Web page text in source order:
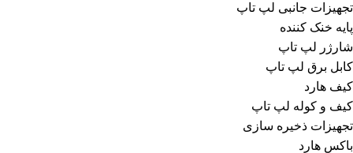
تجهیزات جانبی لپ تاپ
پایه خنک کننده
شارژر لپ تاپ
کابل برق لپ تاپ
کیف هارد
کیف و کوله لپ تاپ
تجهیزات ذخیره سازی
باکس هارد